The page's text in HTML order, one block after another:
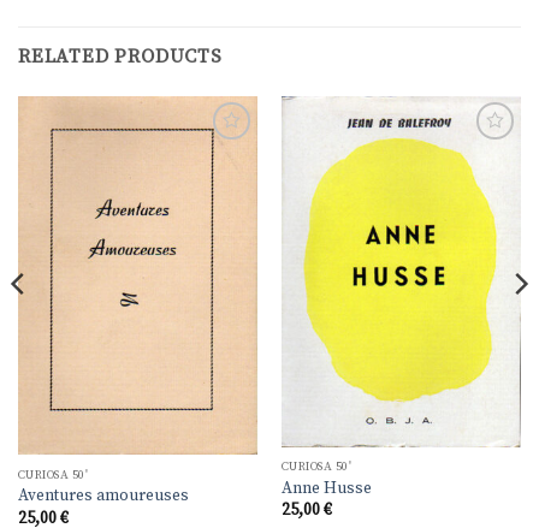
RELATED PRODUCTS
Ajouter
à la
liste de
souhaits
CURIOSA 50'
Aventures amoureuses
25,00€
Ajouter
à la
liste de
souhaits
CURIOSA 50'
Anne Husse
25,00€